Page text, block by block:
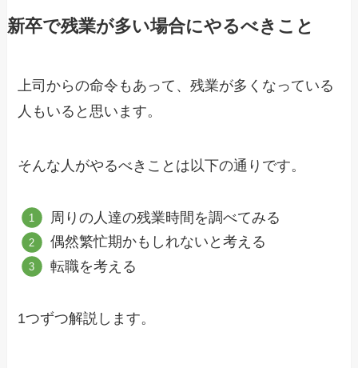
新卒で残業が多い場合にやるべきこと
上司からの命令もあって、残業が多くなっている
人もいると思います。
そんな人がやるべきことは以下の通りです。
周りの人達の残業時間を調べてみる
偶然繁忙期かもしれないと考える
転職を考える
1つずつ解説します。